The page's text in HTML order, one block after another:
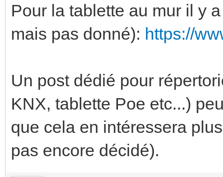
Pour la tablette au mur il y
mais pas donné): https://
Un post dédié pour
KNX, tablette Poe etc...)
que cela en intéressera
pas encore décidé).